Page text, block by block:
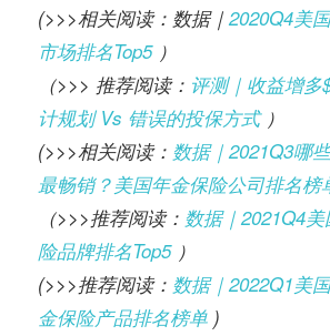
(>>>相关阅读：数据｜ 2020Q4美
市场排名Top5）
（>>> 推荐阅读： 评测｜收益增多
计规划 Vs 错误的投保方式）
(>>>相关阅读： 数据｜2021Q3哪
最畅销？美国年金保险公司排名榜
（>>>推荐阅读： 数据｜2021Q4
险品牌排名Top5）
(>>>推荐阅读： 数据｜2022Q1美
金保险产品排名榜单 )